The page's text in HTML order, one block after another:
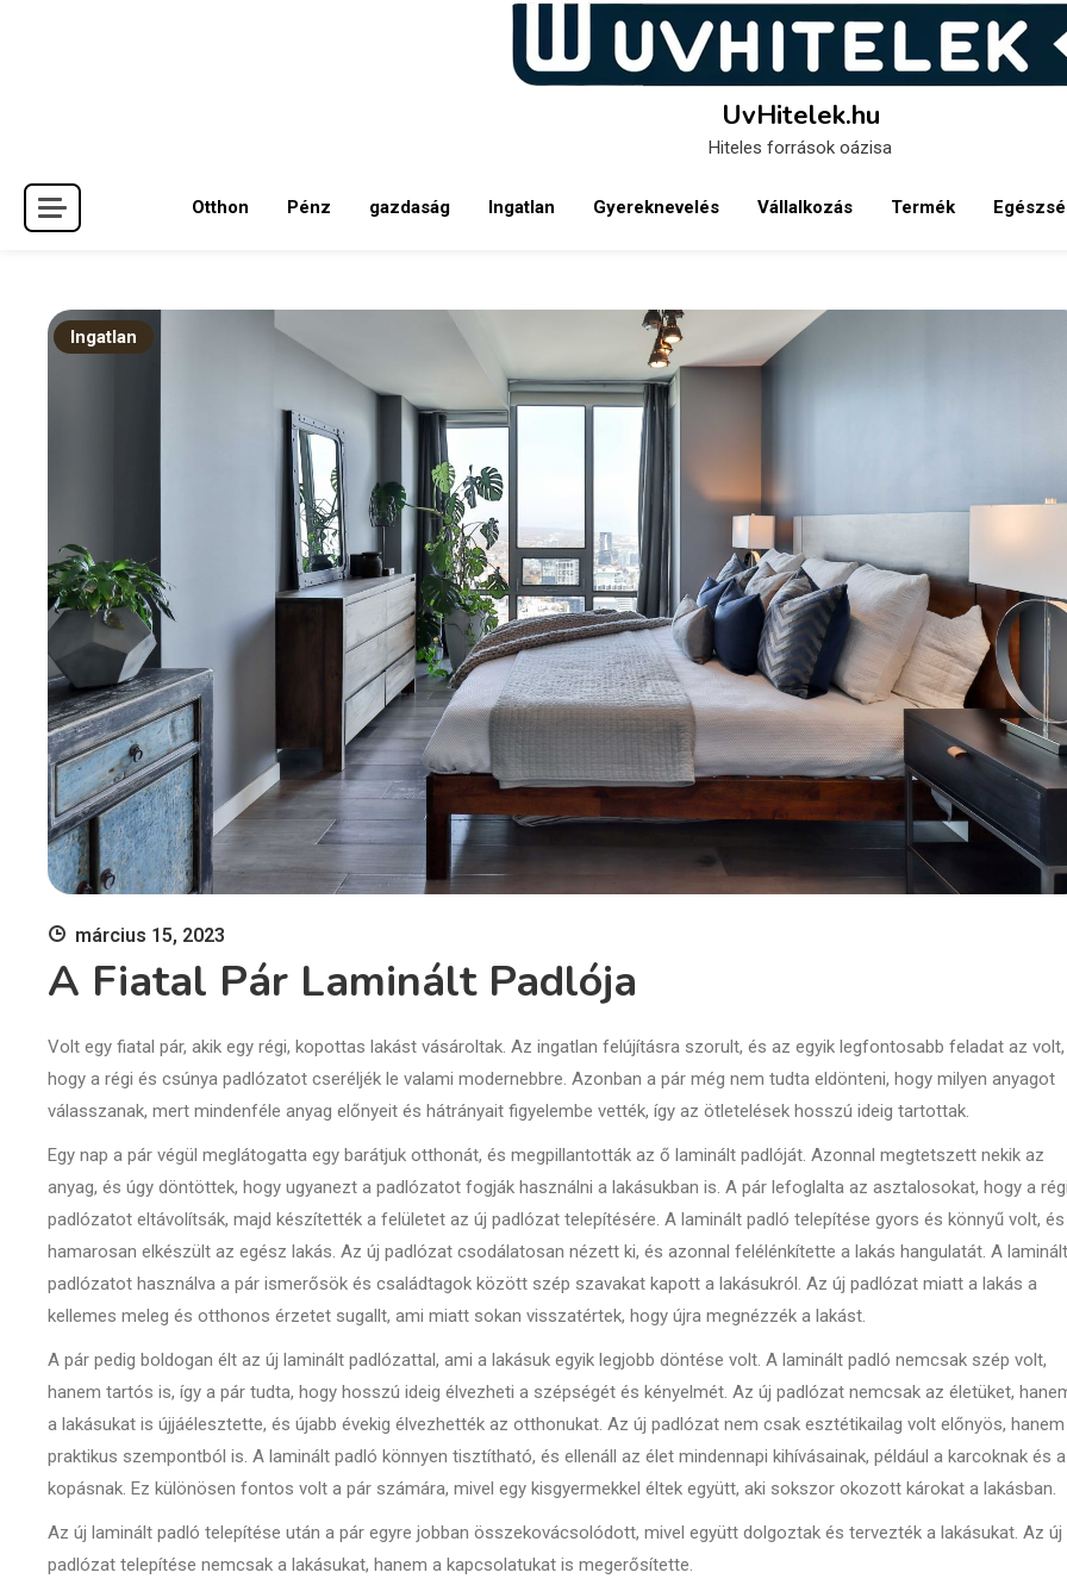
UvHitelek.hu
Hiteles források oázisa
Otthon Pénz gazdaság Ingatlan Gyereknevelés Vállalkozás Termék
Ingatlan
március 15, 2023
A Fiatal Pár Laminált Padlója
Volt egy fiatal pár, akik egy régi, kopottas lakást vásároltak. Az ingatlan felújításra szorult, és az egyik legfontosabb feladat az volt,
hogy a régi és csúnya padlózatot cseréljék le valami modernebbre. Azonban a pár még nem tudta eldönteni, hogy milyen anyagot
válasszanak, mert mindenféle anyag előnyeit és hátrányait figyelembe vették, így az ötletelések hosszú ideig tartottak.
Egy nap a pár végül meglátogatta egy barátjuk otthonát, és megpillantották az ő laminált padlóját. Azonnal megtetszett nekik az
anyag, és úgy döntöttek, hogy ugyanezt a padlózatot fogják használni a lakásukban is. A pár lefoglalta az asztalosokat, hogy a
padlózatot eltávolítsák, majd készítették a felületet az új padlózat telepítésére. A laminált padló telepítése gyors és könnyű volt, és
hamarosan elkészült az egész lakás. Az új padlózat csodálatosan nézett ki, és azonnal felélénkítette a lakás hangulatát. A laminált
padlózatot használva a pár ismerősök és családtagok között szép szavakat kapott a lakásukról. Az új padlózat miatt a lakás a
kellemes meleg és otthonos érzetet sugallt, ami miatt sokan visszatértek, hogy újra megnézzék a lakást.
A pár pedig boldogan élt az új laminált padlózattal, ami a lakásuk egyik legjobb döntése volt. A laminált padló nemcsak szép volt,
hanem tartós is, így a pár tudta, hogy hosszú ideig élvezheti a szépségét és kényelmét. Az új padlózat nemcsak az életüket,
a lakásukat is újjáélesztette, és újabb évekig élvezhették az otthonukat. Az új padlózat nem csak esztétikailag volt előnyös, hanem
praktikus szempontból is. A laminált padló könnyen tisztítható, és ellenáll az élet mindennapi kihívásainak, például a karcoknak és a
kopásnak. Ez különösen fontos volt a pár számára, mivel egy kisgyermekkel éltek együtt, aki sokszor okozott károkat a lakásban.
Az új laminált padló telepítése után a pár egyre jobban összekovácsolódott, mivel együtt dolgoztak és tervezték a lakásukat. Az új
padlózat telepítése nemcsak a lakásukat, hanem a kapcsolatukat is megerősítette.